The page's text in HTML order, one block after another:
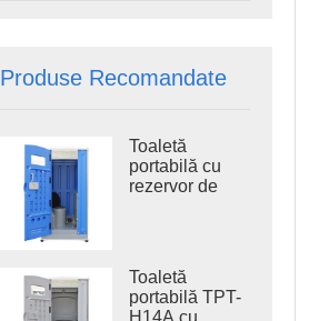
Produse Recomandate
Toaletă
portabilă cu
rezervor de
portabilă cu
sistem de
spălare din
Toaletă
portabilă TPT-
H14A cu